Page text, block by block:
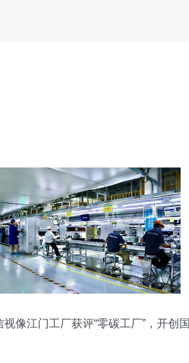
视像江门工厂获评“零碳工厂”，开创国